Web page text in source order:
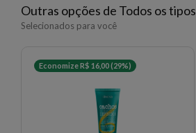
Outras opções de Todos os tipos
Selecionados para você
Economize R$ 16,00 (29%)